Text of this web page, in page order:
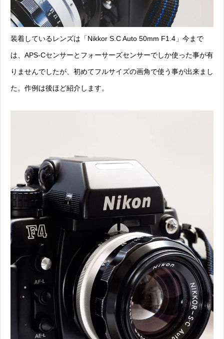
装着しているレンズは「Nikkor S.C Auto 50mm F1.4」今まで
は、APS-Cセンサーとフォーサーズセンサーでしか使った事が有
りませんでしたが、初めてフルサイズの画角で使う事が出来まし
た。作例は後ほど紹介します。